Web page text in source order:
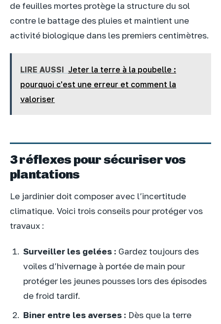
de feuilles mortes protège la structure du sol
contre le battage des pluies et maintient une
activité biologique dans les premiers centimètres.
LIRE AUSSI Jeter la terre à la poubelle :
pourquoi c'est une erreur et comment la
valoriser
3 réflexes pour sécuriser vos
plantations
Le jardinier doit composer avec l’incertitude
climatique. Voici trois conseils pour protéger vos
travaux :
Surveiller les gelées : Gardez toujours des
voiles d’hivernage à portée de main pour
protéger les jeunes pousses lors des épisodes
de froid tardif.
Biner entre les averses : Dès que la terre